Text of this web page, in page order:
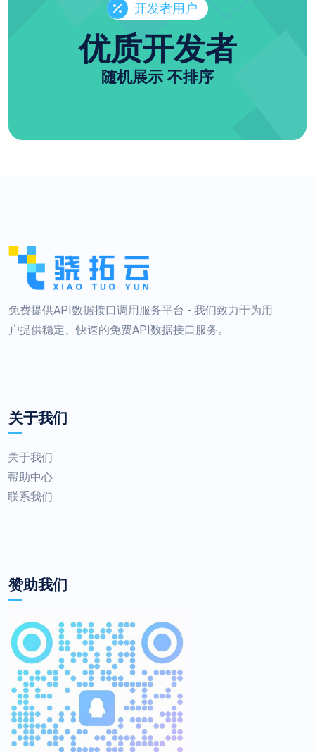
开发者用户
优质开发者
随机展示 不排序
免费提供API数据接口调用服务平台 - 我们致力于为用
户提供稳定、快速的免费API数据接口服务。
关于我们
关于我们
帮助中心
联系我们
赞助我们